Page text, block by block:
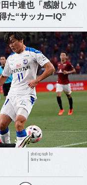
中達也「感謝しか
た“サッカーIQ”
photograph by
Getty Images